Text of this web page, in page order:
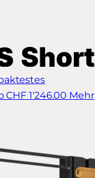
CHF 1'246.00 Mehr